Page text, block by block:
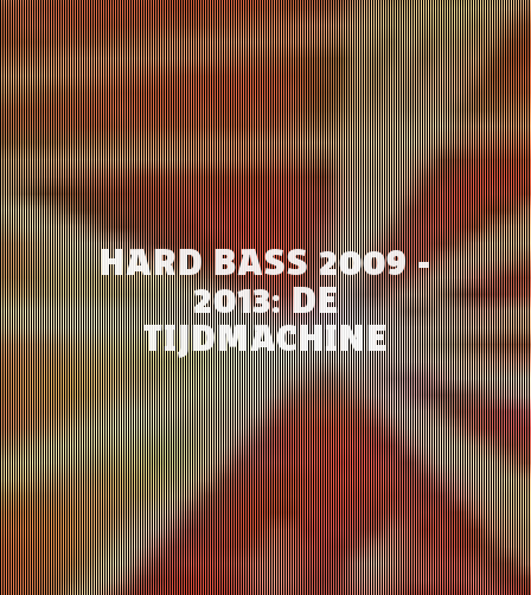
HARD BASS 2009 -
2013: DE
TIJDMACHINE